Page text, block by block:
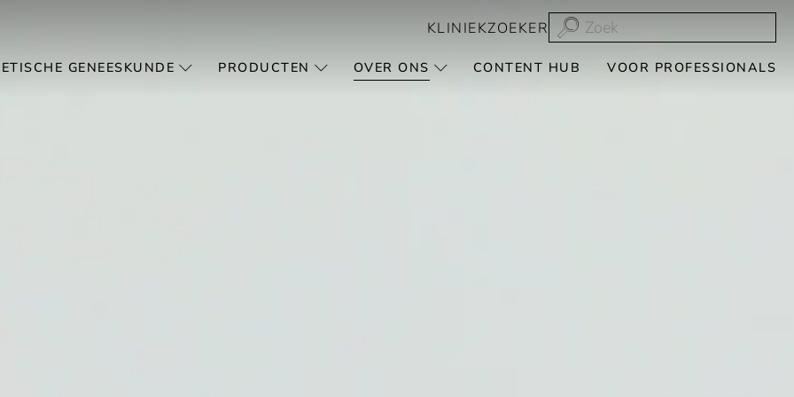
GENEESKUNDE PRODUCTEN OVER ONS CONTENT HUB VOOR PROFESSIONALS
KLINIEKZOEKER